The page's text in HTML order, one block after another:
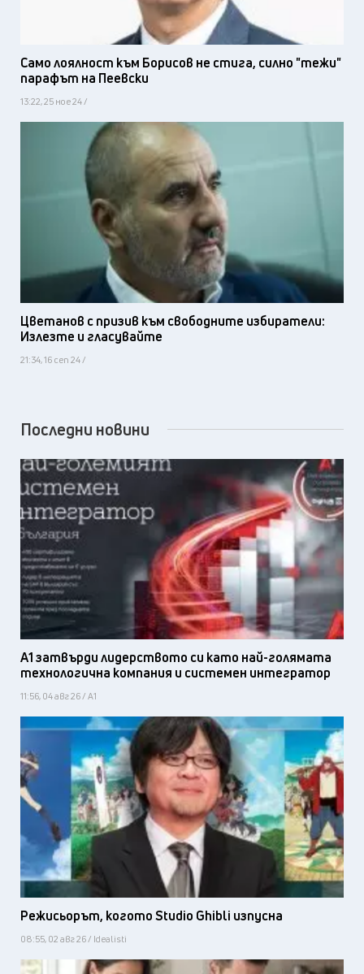
Само лоялност към Борисов не стига, силно "тежи"
парафът на Пеевски
13:22, 25 ное 24 /
Цветанов с призив към свободните избиратели:
Излезте и гласувайте
21:34, 16 сеп 24 /
Последни новини
А1 затвърди лидерството си като най-голямата
технологична компания и системен интегратор
11:56, 04 авг 26 / А1
Режисьорът, когото Studio Ghibli изпусна
08:55, 02 авг 26 / Idealisti